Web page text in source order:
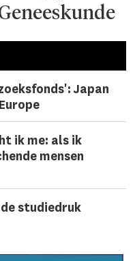
Japan
ik me: als ik
mensen
studiedruk